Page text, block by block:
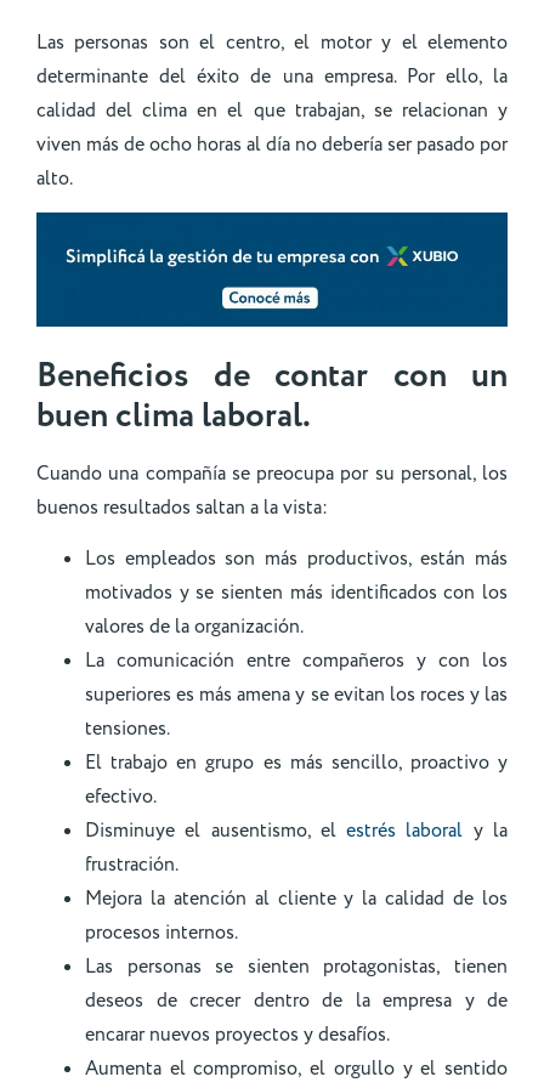
Las personas son el centro, el motor y el elemento
determinante del éxito de una empresa. Por ello, la
calidad del clima en el que trabajan, se relacionan y
viven más de ocho horas al día no debería ser pasado por
alto.
Beneficios de contar con un
buen clima laboral.
Cuando una compañía se preocupa por su personal, los
buenos resultados saltan a la vista:
Los empleados son más productivos, están más
motivados y se sienten más identificados con los
valores de la organización.
La comunicación entre compañeros y con los
superiores es más amena y se evitan los roces y las
tensiones.
El trabajo en grupo es más sencillo, proactivo y
efectivo.
Disminuye el ausentismo, elestrés laboral y la
frustración.
Mejora la atención al cliente y la calidad de los
procesos internos.
Las personas se sienten protagonistas, tienen
deseos de crecer dentro de la empresa y de
encarar nuevos proyectos y desafíos.
Aumenta el compromiso, el orgullo y el sentido